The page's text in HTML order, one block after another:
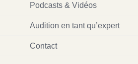
Podcasts & Vidéos
Audition en tant qu’expert
Contact